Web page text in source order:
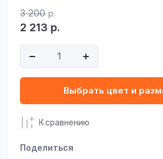
3 200 р.
2 213 р.
Выбрать цвет и
К сравнению
Поделиться